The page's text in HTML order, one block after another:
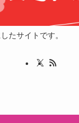
たサイトです。